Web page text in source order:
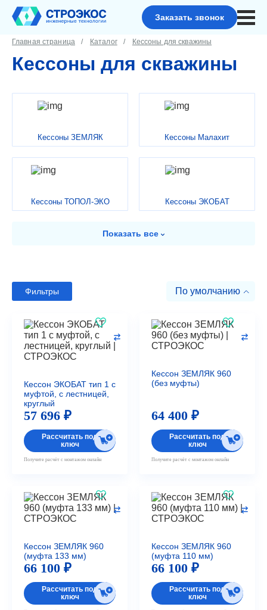
Заказать звонок
Главная страница Каталог Кессоны для скважины
Кессоны для скважины
Кессоны ЗЕМЛЯК Кессоны Малахит
Кессоны ТОПОЛ-ЭКО Кессоны ЭКОБАТ
Показать все
Фильтры По умолчанию
Кессон ЭКОБАТ тип 1 с
муфтой, с лестницей,
круглый
57 696 ₽
Рассчитать под
ключ
Получите расчёт с монтажом онлайн
Кессон ЗЕМЛЯК 960
(без муфты)
64 400 ₽
Рассчитать под
ключ
Получите расчёт с монтажом онлайн
Кессон ЗЕМЛЯК 960
(муфта 133 мм)
66 100 ₽
Рассчитать под
ключ
Кессон ЗЕМЛЯК 960
(муфта 110 мм)
66 100 ₽
Рассчитать под
ключ